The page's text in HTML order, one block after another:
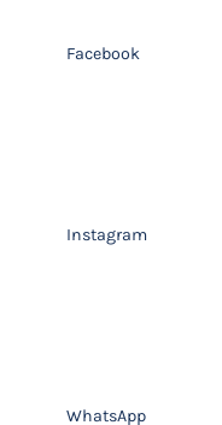
Facebook
Instagram
WhatsApp